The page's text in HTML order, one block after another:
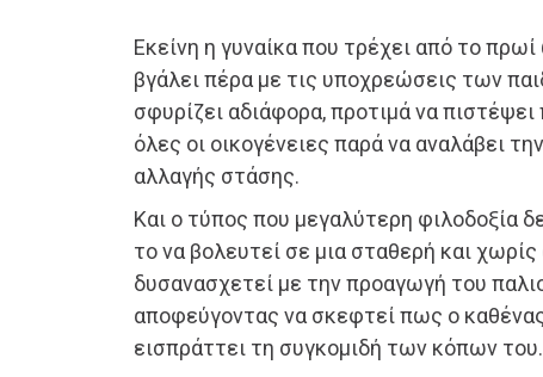
Εκείνη η γυναίκα που τρέχει από το
βγάλει πέρα με τις υποχρεώσεις των
σφυρίζει αδιάφορα, προτιμά να
όλες οι οικογένειες παρά να αναλάβει
αλλαγής στάσης.
Και ο τύπος που μεγαλύτερη φιλοδοξία
το να βολευτεί σε μια σταθερή και
δυσανασχετεί με την προαγωγή του
αποφεύγοντας να σκεφτεί πως ο
εισπράττει τη συγκομιδή των κόπων του.